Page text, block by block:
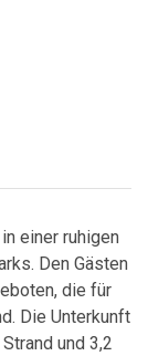
einer ruhigen
Den Gästen
die für
Die Unterkunft
und 3,2